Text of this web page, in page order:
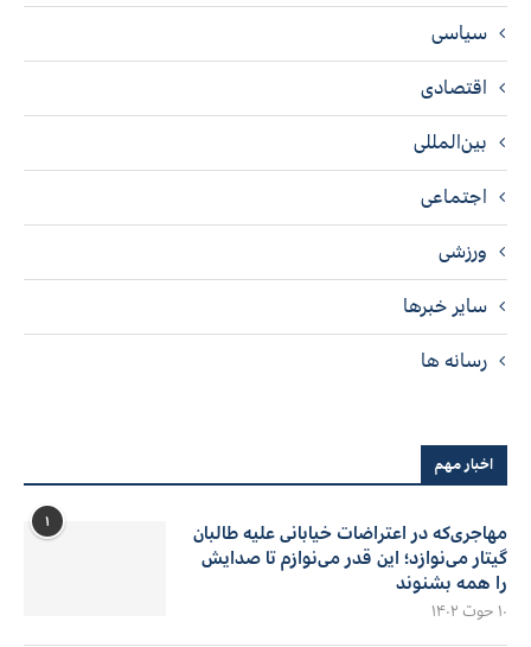
سیاسی
اقتصادی
بین‌المللی
اجتماعی
ورزشی
سایر خبرها
رسانه ها
اخبار مهم
۱
مهاجری‌که در اعتراضات خیابانی علیه طالبان
گیتار می‌نوازد؛ این قدر می‌نوازم تا صدایش
را همه بشنوند
۱۰ حوت ۱۴۰۲